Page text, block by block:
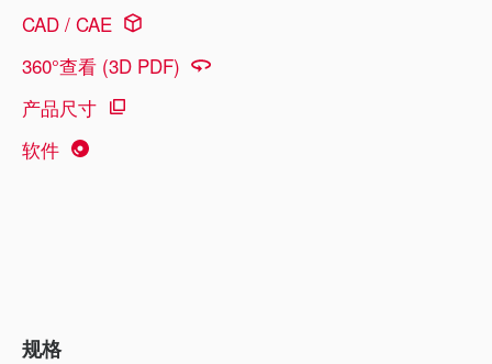
CAD / CAE
360°查看 (3D PDF)
产品尺寸
软件
规格